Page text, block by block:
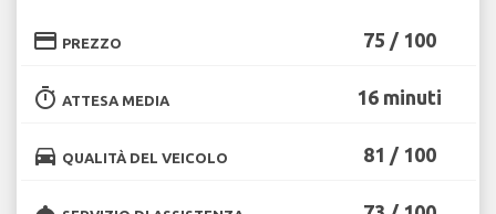
credit_card PREZZO 75 / 100
timer ATTESA MEDIA 16 minuti
directions_car QUALITÀ DEL VEICOLO 81 / 100